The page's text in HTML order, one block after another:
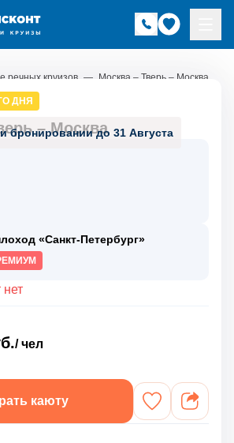
речных круизов — Москва – Тверь – Москва
бронировании до 31 Августа
ДНЯ
–Москва
«Санкт-Петербург»
/ чел
каюту